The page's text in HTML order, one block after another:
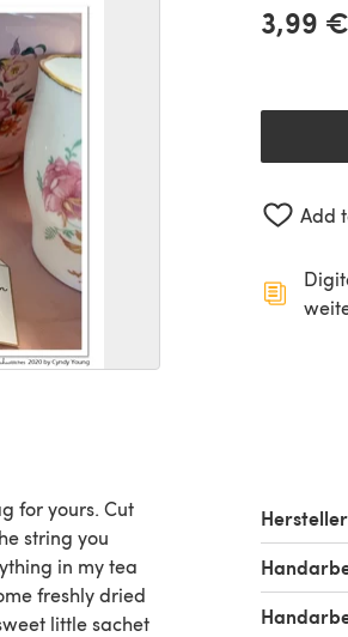
3,99 €
Add
for yours. Cut
string you
in my tea
freshly dried
little sachet
Hersteller